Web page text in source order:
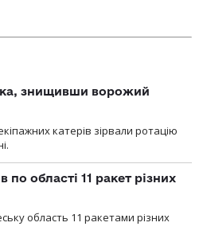
знищивши ворожий
катерів зірвали ротацію
області 11 ракет різних
область 11 ракетами різних